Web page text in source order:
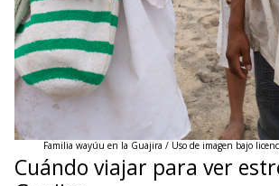
Familia wayúu en la Guajira / Uso de imagen bajo
Cuándo viajar para ver